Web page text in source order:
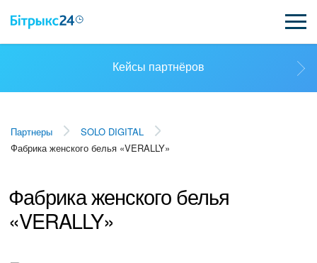
ИНТЕГРАЦИИ
ПОЛЕЗНОЕ
Кейсы партнёров
Партнеры
SOLO DIGITAL
Фабрика женского белья «VERALLY»
Фабрика женского белья
«VERALLY»